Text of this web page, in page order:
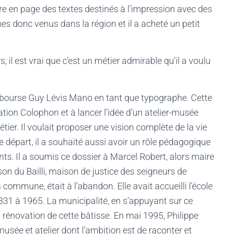
page des textes destinés à l’impression avec des
donc venus dans la région et il a acheté un petit
il est vrai que c’est un métier admirable qu’il a voulu
Guy Lévis Mano en tant que typographe. Cette
Colophon et à lancer l’idée d’un atelier-musée
Il voulait proposer une vision complète de la vie
départ, il a souhaité aussi avoir un rôle pédagogique
Il a soumis ce dossier à Marcel Robert, alors maire
du Bailli, maison de justice des seigneurs de
était à l’abandon. Elle avait accueilli l’école
à 1965. La municipalité, en s’appuyant sur ce
de cette bâtisse. En mai 1995, Philippe
et atelier dont l’ambition est de raconter et